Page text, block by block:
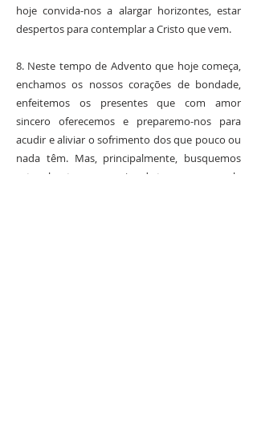
hoje convida-nos a alargar horizontes, estar
despertos para contemplar a Cristo que vem.
8. Neste tempo de Advento que hoje começa,
enchamos os nossos corações de bondade,
enfeitemos os presentes que com amor
sincero oferecemos e preparemo-nos para
acudir e aliviar o sofrimento dos que pouco ou
nada têm. Mas, principalmente, busquemos
este rebento que germina da terra para que ele